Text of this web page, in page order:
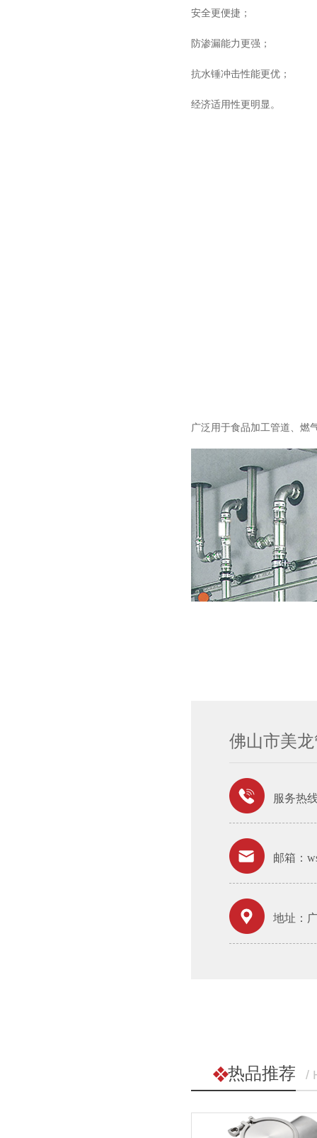
安全更便捷；
防渗漏能力更强；
抗水锤冲击性能更优；
经济适用性更明显。
广泛用于食品加工管道、燃
佛山市美
服务热
邮箱：
地址：
热品推荐 /